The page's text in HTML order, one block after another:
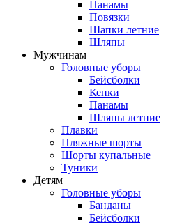
Панамы
Повязки
Шапки летние
Шляпы
Мужчинам
Головные уборы
Бейсболки
Кепки
Панамы
Шляпы летние
Плавки
Пляжные шорты
Шорты купальные
Туники
Детям
Головные уборы
Банданы
Бейсболки